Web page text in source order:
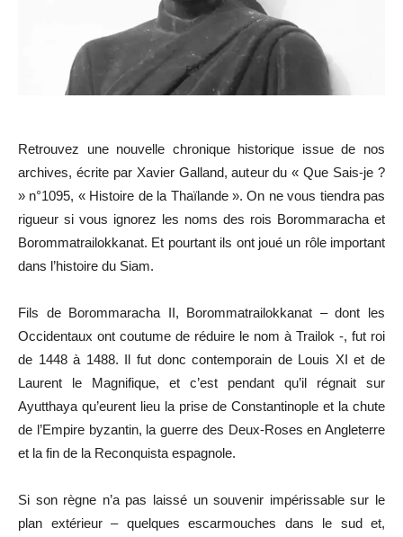
Retrouvez une nouvelle chronique historique issue de nos
archives, écrite par Xavier Galland, auteur du « Que Sais-je ?
» n°1095, « Histoire de la Thaïlande ». On ne vous tiendra pas
rigueur si vous ignorez les noms des rois Borommaracha et
Borommatrailokkanat. Et pourtant ils ont joué un rôle important
dans l’histoire du Siam.
Fils de Borommaracha II, Borommatrailokkanat – dont les
Occidentaux ont coutume de réduire le nom à Trailok -, fut roi
de 1448 à 1488. Il fut donc contemporain de Louis XI et de
Laurent le Magnifique, et c’est pendant qu’il régnait sur
Ayutthaya qu’eurent lieu la prise de Constantinople et la chute
de l’Empire byzantin, la guerre des Deux-Roses en Angleterre
et la fin de la Reconquista espagnole.
Si son règne n’a pas laissé un souvenir impérissable sur le
plan extérieur – quelques escarmouches dans le sud et,